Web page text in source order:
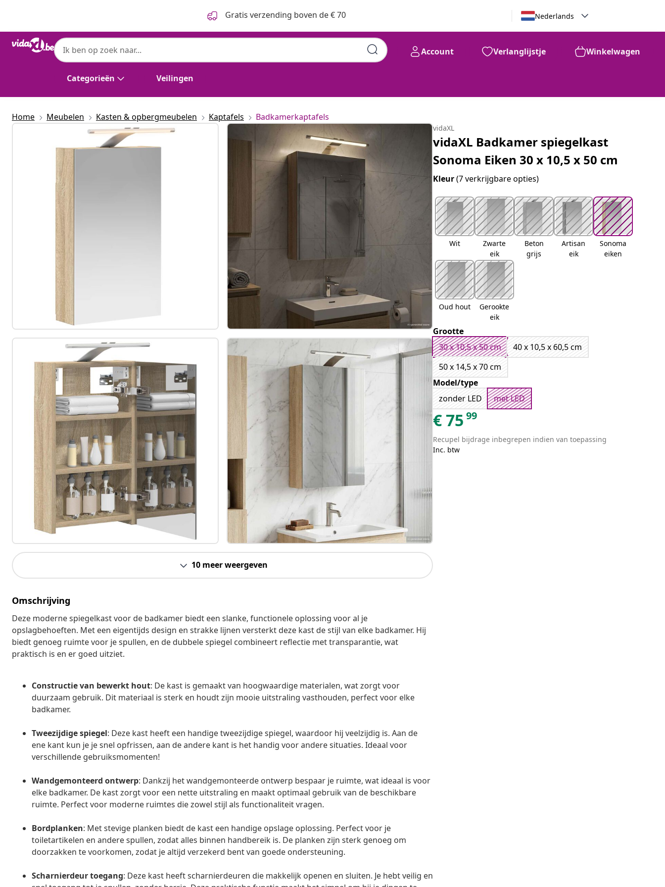
Gratis verzending boven de € 70 Nederlands
Categorieën Veilingen
Account Verlanglijstje Winkelwagen
vidaXL 75 99
Home Meubelen Kasten & opbergmeubelen Kaptafels Badkamerkaptafels
10 meer weergeven
Omschrijving
Deze moderne spiegelkast voor de badkamer biedt een slanke, functionele oplossing voor al je
opslagbehoeften. Met een eigentijds design en strakke lijnen versterkt deze kast de stijl van elke badkamer. Hij
biedt genoeg ruimte voor je spullen, en de dubbele spiegel combineert reflectie met transparantie, wat
praktisch is en er goed uitziet.
Constructie van bewerkt hout: De kast is gemaakt van hoogwaardige materialen, wat zorgt voor
duurzaam gebruik. Dit materiaal is sterk en houdt zijn mooie uitstraling vasthouden, perfect voor elke
badkamer.
Tweezijdige spiegel: Deze kast heeft een handige tweezijdige spiegel, waardoor hij veelzijdig is. Aan de
ene kant kun je je snel opfrissen, aan de andere kant is het handig voor andere situaties. Ideaal voor
verschillende gebruiksmomenten!
Wandgemonteerd ontwerp: Dankzij het wandgemonteerde ontwerp bespaar je ruimte, wat ideaal is voor
elke badkamer. De kast zorgt voor een nette uitstraling en maakt optimaal gebruik van de beschikbare
ruimte. Perfect voor moderne ruimtes die zowel stijl als functionaliteit vragen.
Bordplanken: Met stevige planken biedt de kast een handige opslage oplossing. Perfect voor je
toiletartikelen en andere spullen, zodat alles binnen handbereik is. De planken zijn sterk genoeg om
doorzakken te voorkomen, zodat je altijd verzekerd bent van goede ondersteuning.
Scharnierdeur toegang: Deze kast heeft scharnierdeuren die makkelijk openen en sluiten. Je hebt veilig en
vidaXL
vidaXL Badkamer spiegelkast
Sonoma Eiken 30 x 10,5 x 50 cm
Kleur(7 verkrijgbare opties)
Wit
Zwarte
eik
Beton
grijs
Artisan
eik
Sonoma
eiken
Oud hout
Gerookte
eik
Grootte
30 x 10,5 x 50 cm
40 x 10,5 x 60,5 cm
50 x 14,5 x 70 cm
Model/type
zonder LED
met LED
€75 99
Recupel bijdrage inbegrepen indien van toepassing
Inc. btw